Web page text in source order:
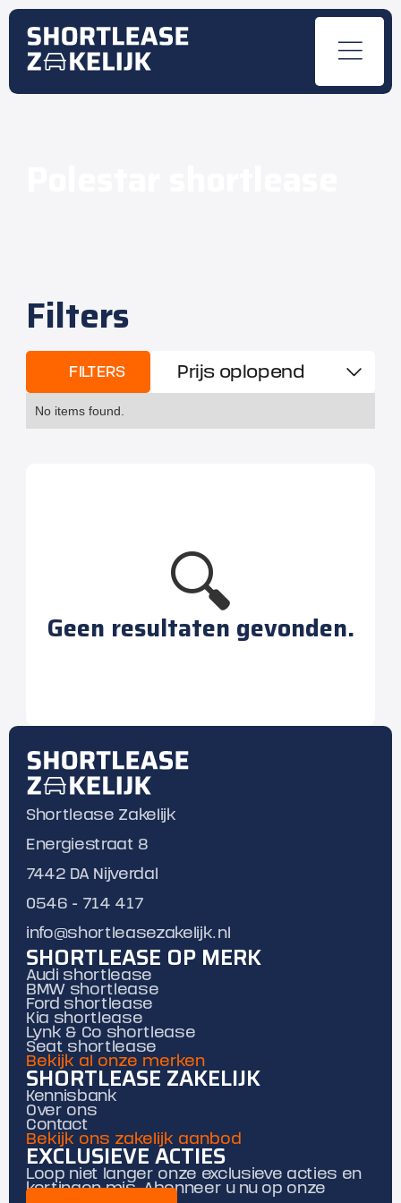
Filters
FILTERS
No items found.
🔍
Geen resultaten gevonden.
Shortlease Zakelijk
Energiestraat 8
7442 DA Nijverdal
0546 - 714 417
info@shortleasezakelijk.nl
SHORTLEASE OP MERK
Audi shortlease
BMW shortlease
Ford shortlease
Kia shortlease
Lynk & Co shortlease
Seat shortlease
Bekijk al onze merken
SHORTLEASE ZAKELIJK
Kennisbank
Over ons
Contact
Bekijk ons zakelijk aanbod
EXCLUSIEVE ACTIES
Loop niet langer onze exclusieve acties en
kortingen mis. Abonneer u nu op onze